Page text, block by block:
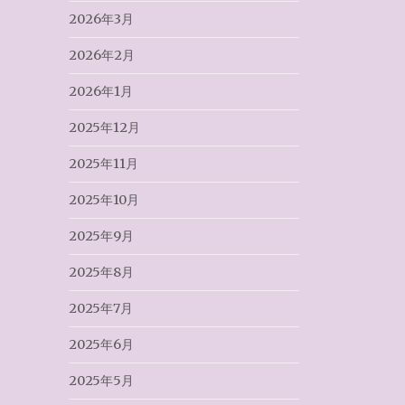
2026年3月
2026年2月
2026年1月
2025年12月
2025年11月
2025年10月
2025年9月
2025年8月
2025年7月
2025年6月
2025年5月